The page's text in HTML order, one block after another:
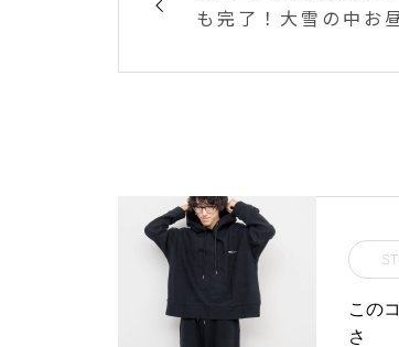
も完了！大雪の中お
とうございました！
この
さ